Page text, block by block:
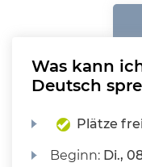
Was kann
Deutsch
Plätze
Beginn: Di.,